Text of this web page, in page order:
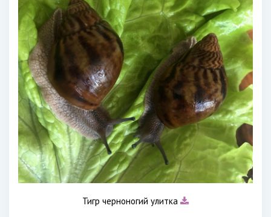
Тигр черноногий улитка